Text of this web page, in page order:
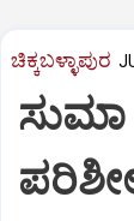
ಚಿಕ್ಕಬಳ್ಳಾಪುರ